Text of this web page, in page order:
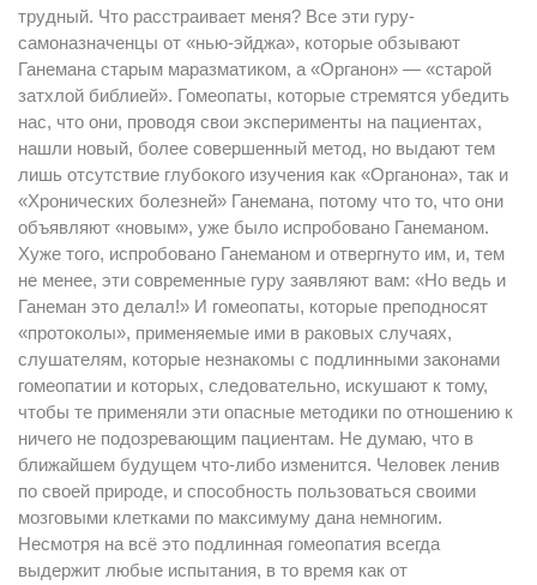
трудный. Что расстраивает меня? Все эти гуру-
самоназначенцы от «нью-эйджа», которые обзывают
Ганемана старым маразматиком, а «Органон» — «старой
затхлой библией». Гомеопаты, которые стремятся убедить
нас, что они, проводя свои эксперименты на пациентах,
нашли новый, более совершенный метод, но выдают тем
лишь отсутствие глубокого изучения как «Органона», так и
«Хронических болезней» Ганемана, потому что то, что они
объявляют «новым», уже было испробовано Ганеманом.
Хуже того, испробовано Ганеманом и отвергнуто им, и, тем
не менее, эти современные гуру заявляют вам: «Но ведь и
Ганеман это делал!» И гомеопаты, которые преподносят
«протоколы», применяемые ими в раковых случаях,
слушателям, которые незнакомы с подлинными законами
гомеопатии и которых, следовательно, искушают к тому,
чтобы те применяли эти опасные методики по отношению к
ничего не подозревающим пациентам. Не думаю, что в
ближайшем будущем что-либо изменится. Человек ленив
по своей природе, и способность пользоваться своими
мозговыми клетками по максимуму дана немногим.
Несмотря на всё это подлинная гомеопатия всегда
выдержит любые испытания, в то время как от